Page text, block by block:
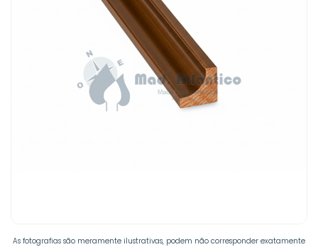
As fotografias são meramente ilustrativas, podem não corresponder exatamente